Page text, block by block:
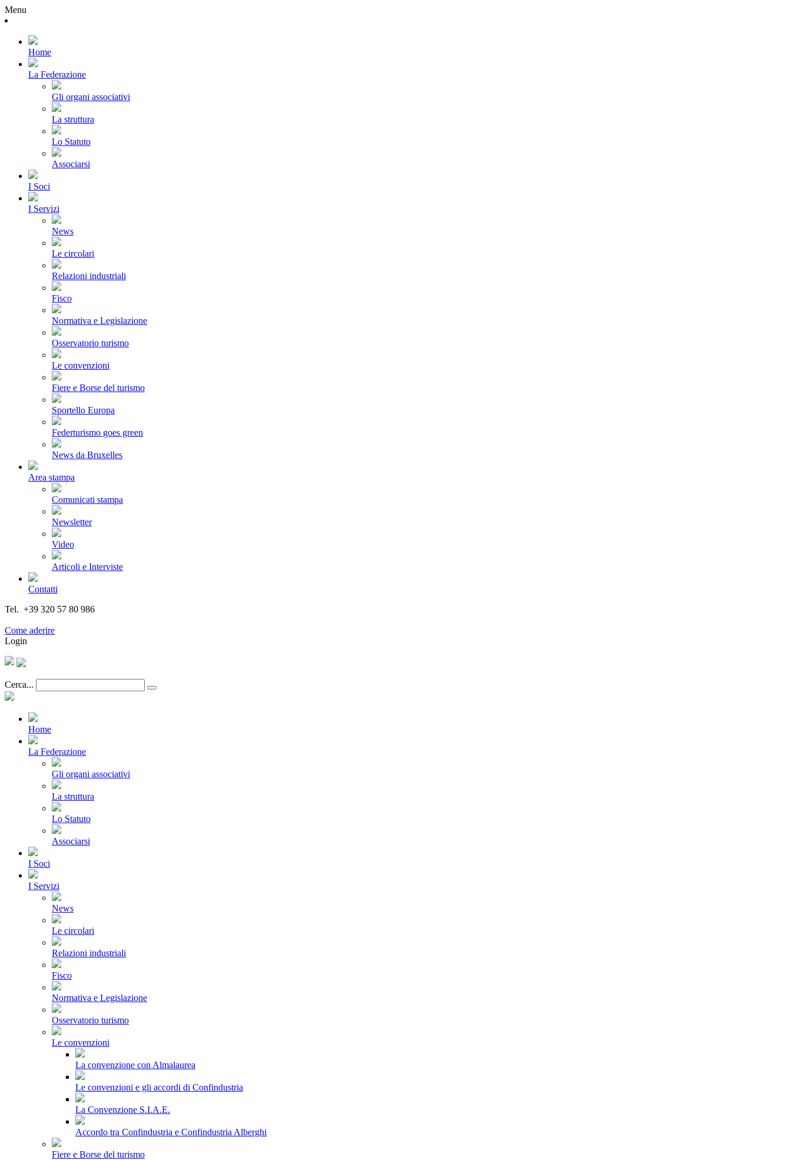
Menu
Home
La Federazione
Gli organi associativi
La struttura
Lo Statuto
Associarsi
I Soci
I Servizi
News
Le circolari
Relazioni industriali
Fisco
Normativa e Legislazione
Osservatorio turismo
Le convenzioni
Fiere e Borse del turismo
Sportello Europa
Federturismo goes green
News da Bruxelles
Area stampa
Comunicati stampa
Newsletter
Video
Articoli e Interviste
Contatti
Tel. +39 320 57 80 986
Come aderire
Login
Cerca...
Home
La Federazione
Gli organi associativi
La struttura
Lo Statuto
Associarsi
I Soci
I Servizi
News
Le circolari
Relazioni industriali
Fisco
Normativa e Legislazione
Osservatorio turismo
Le convenzioni
La convenzione con Almalaurea
Le convenzioni e gli accordi di Confindustria
La Convenzione S.I.A.E.
Accordo tra Confindustria e Confindustria Alberghi
Fiere e Borse del turismo